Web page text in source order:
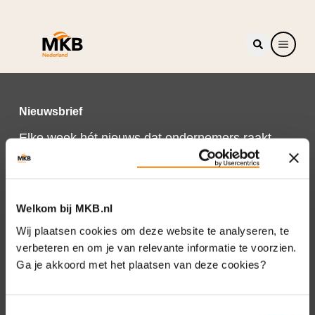
Welkom bij MKB.nl
Wij plaatsen cookies om deze website te analyseren, te
verbeteren en om je van relevante informatie te voorzien.
Ga je akkoord met het plaatsen van deze cookies?
Nieuwsbrief
Elke week hét nieuws dat ondernemers raakt.
Schrijf je nu in voor de MKB-Nederland
nieuwsbrief.
Schrijf je in
Direct naar
Over ons